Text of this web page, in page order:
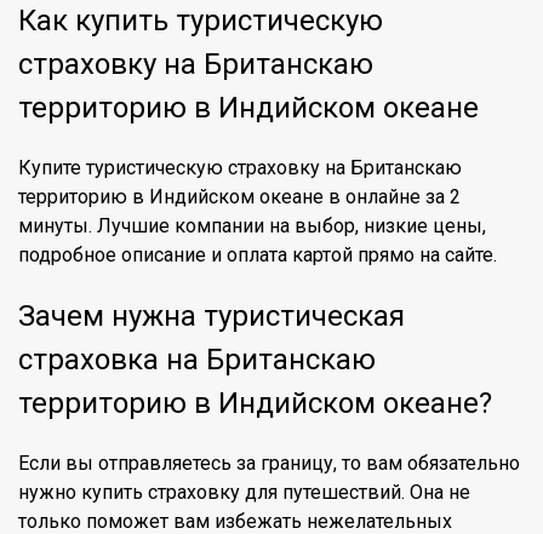
Как купить туристическую
страховку на Британскаю
территорию в Индийском океане
Купите туристическую страховку на Британскаю
территорию в Индийском океане в онлайне за 2
минуты. Лучшие компании на выбор, низкие цены,
подробное описание и оплата картой прямо на сайте.
Зачем нужна туристическая
страховка на Британскаю
территорию в Индийском океане?
Если вы отправляетесь за границу, то вам обязательно
нужно купить страховку для путешествий. Она не
только поможет вам избежать нежелательных